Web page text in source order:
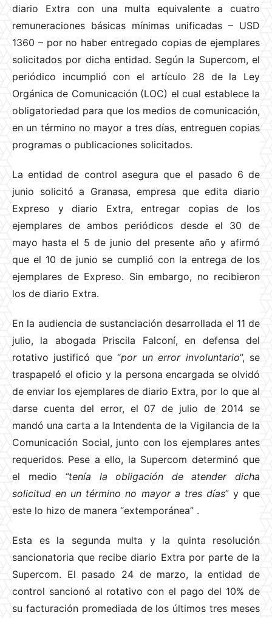
diario Extra con una multa equivalente a cuatro
remuneraciones básicas mínimas unificadas – USD
1360 – por no haber entregado copias de ejemplares
solicitados por dicha entidad. Según la Supercom, el
periódico incumplió con el artículo 28 de la Ley
Orgánica de Comunicación (LOC) el cual establece la
obligatoriedad para que los medios de comunicación,
en un término no mayor a tres días, entreguen copias
programas o publicaciones solicitados.
La entidad de control asegura que el pasado 6 de
junio solicitó a Granasa, empresa que edita diario
Expreso y diario Extra, entregar copias de los
ejemplares de ambos periódicos desde el 30 de
mayo hasta el 5 de junio del presente año y afirmó
que el 10 de junio se cumplió con la entrega de los
ejemplares de Expreso. Sin embargo, no recibieron
los de diario Extra.
En la audiencia de sustanciación desarrollada el 11 de
julio, la abogada Priscila Falconí, en defensa del
rotativo justificó que “por un error involuntario”, se
traspapeló el oficio y la persona encargada se olvidó
de enviar los ejemplares de diario Extra, por lo que al
darse cuenta del error, el 07 de julio de 2014 se
mandó una carta a la Intendenta de la Vigilancia de la
Comunicación Social, junto con los ejemplares antes
requeridos. Pese a ello, la Supercom determinó que
el medio “tenía la obligación de atender dicha
solicitud en un término no mayor a tres días” y que
este lo hizo de manera “extemporánea” .
Esta es la segunda multa y la quinta resolución
sancionatoria que recibe diario Extra por parte de la
Supercom. El pasado 24 de marzo, la entidad de
control sancionó al rotativo con el pago del 10% de
su facturación promediada de los últimos tres meses